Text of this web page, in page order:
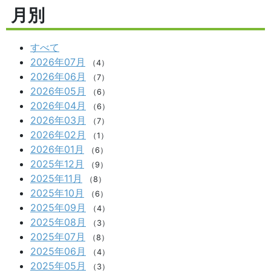
月別
すべて
2026年07月
（4）
2026年06月 （7）
2026年05月 （6）
2026年04月 （6）
2026年03月 （7）
2026年02月 （1）
2026年01月 （6）
2025年12月 （9）
2025年11月 （8）
2025年10月 （6）
2025年09月 （4）
2025年08月 （3）
2025年07月 （8）
2025年06月 （4）
2025年05月 （3）